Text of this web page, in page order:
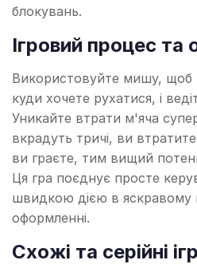
блокувань.
Ігровий процес та
Використовуйте мишу, щоб
куди хочете рухатися, і
Уникайте втрати м'яча
вкрадуть тричі, ви
ви граєте, тим вищий
Ця гра поєднує просте
швидкою дією в яскравому
оформленні.
Схожі та серійні